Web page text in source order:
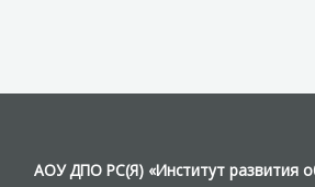
АОУ ДПО РС(Я) «Институт развития